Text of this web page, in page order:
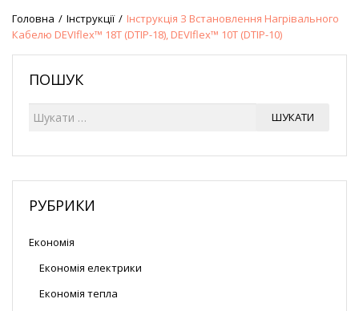
Головна / Інструкції / Інструкція З Встановлення Нагрівального
Кабелю DEVIflex™ 18T (DTIP-18), DEVIflex™ 10T (DTIP-10)
ПОШУК
Ш
а
ШУКАТИ
РУБРИКИ
Економія
Економія електрики
Економія тепла